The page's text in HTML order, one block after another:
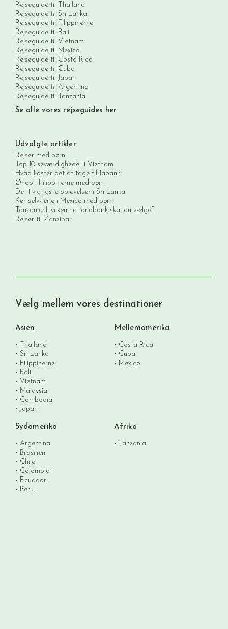
Rejseguide til Thailand
Rejseguide til Sri Lanka
Rejseguide til Filippinerne
Rejseguide til Bali
Rejseguide til Vietnam
Rejseguide til Mexico
Rejseguide til Costa Rica
Rejseguide til Cuba
Rejseguide til Japan
Rejseguide til Argentina
Rejseguide til Tanzania
Se alle vores rejseguides her
Udvalgte artikler
Rejser med børn
Top 10 seværdigheder i Vietnam
Hvad koster det at tage til Japan?
Øhop i Filippinerne med børn
De 11 vigtigste oplevelser i Sri Lanka
Kør selv-ferie i Mexico med børn
Tanzania: Hvilken nationalpark skal du vælge?
Rejser til Zanzibar
Vælg mellem vores destinationer
Asien
Thailand
Sri Lanka
Filippinerne
Bali
Vietnam
Malaysia
Cambodia
Japan
Mellemamerika
Costa Rica
Cuba
Mexico
Sydamerika
Argentina
Brasilien
Chile
Colombia
Ecuador
Peru
Afrika
Tanzania